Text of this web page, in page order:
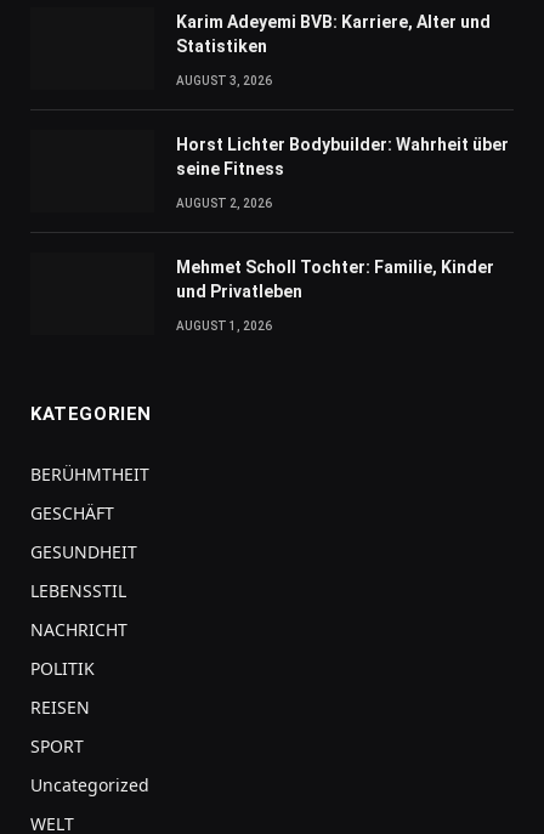
Karim Adeyemi BVB: Karriere, Alter und
Statistiken
AUGUST 3, 2026
Horst Lichter Bodybuilder: Wahrheit über
seine Fitness
AUGUST 2, 2026
Mehmet Scholl Tochter: Familie, Kinder
und Privatleben
AUGUST 1, 2026
KATEGORIEN
BERÜHMTHEIT
GESCHÄFT
GESUNDHEIT
LEBENSSTIL
NACHRICHT
POLITIK
REISEN
SPORT
Uncategorized
WELT